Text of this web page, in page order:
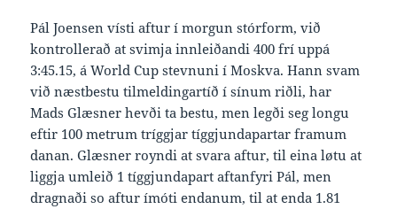
Pál Joensen vísti aftur í morgun stórform, við
kontrollerað at svimja innleiðandi 400 frí uppá
3:45.15, á World Cup stevnuni í Moskva. Hann svam
við næstbestu tilmeldingartíð í sínum riðli, har
Mads Glæsner hevði ta bestu, men legði seg longu
eftir 100 metrum tríggjar tíggjundapartar framum
danan. Glæsner royndi at svara aftur, til eina løtu at
liggja umleið 1 tíggjundapart aftanfyri Pál, men
dragnaði so aftur ímóti endanum, til at enda 1.81